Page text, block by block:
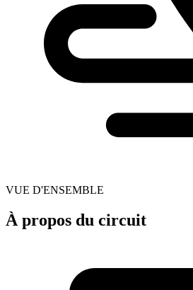
VUE D'ENSEMBLE
À propos du circuit